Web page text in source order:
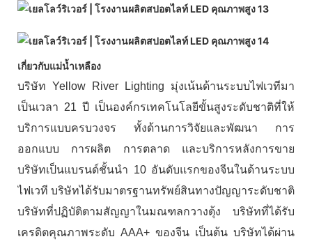
เกี่ยวกับแม่น้ำเหลือง
บริษัท Yellow River Lighting มุ่งเน้นด้านระบบไฟเวทีมา
เป็นเวลา 21 ปี เป็นองค์กรเทคโนโลยีขั้นสูงระดับชาติที่ให้
บริการแบบครบวงจร ทั้งด้านการวิจัยและพัฒนา การ
ออกแบบ การผลิต การตลาด และบริการหลังการขาย
บริษัทเป็นแบรนด์ชั้นนำ 10 อันดับแรกของจีนในด้านระบบ
ไฟเวที บริษัทได้รับมาตรฐานทรัพย์สินทางปัญญาระดับชาติ
บริษัทที่ปฏิบัติตามสัญญาในมณฑลกวางตุ้ง บริษัทที่ได้รับ
เครดิตคุณภาพระดับ AAA+ ของจีน เป็นต้น บริษัทได้ผ่าน